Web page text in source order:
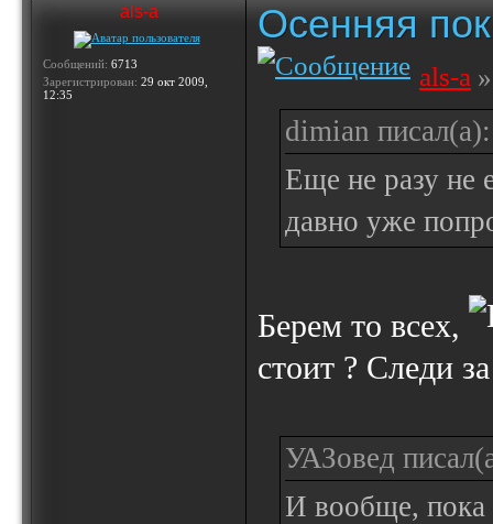
als-a
Сообщений: 6713
Зарегистрирован: 29 окт 2009,
12:35
Осенняя
als-a
dimian писал(а):
Еще не разу не
давно уже
Берем то всех,
стоит ? Следи
УАЗовед
И вообще, пока